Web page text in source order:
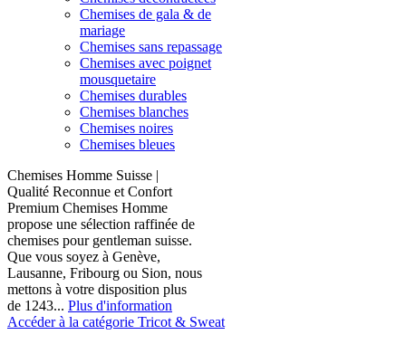
Chemises de gala & de
mariage
Chemises sans repassage
Chemises avec poignet
mousquetaire
Chemises durables
Chemises blanches
Chemises noires
Chemises bleues
Chemises Homme Suisse |
Qualité Reconnue et Confort
Premium Chemises Homme
propose une sélection raffinée de
chemises pour gentleman suisse.
Que vous soyez à Genève,
Lausanne, Fribourg ou Sion, nous
mettons à votre disposition plus
de 1243... Plus d'information
Accéder à la catégorie Tricot & Sweat